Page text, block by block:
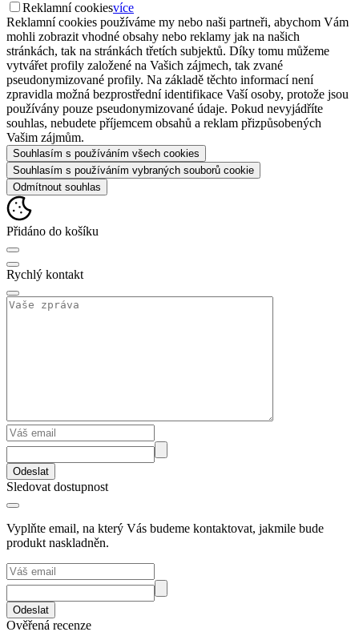
Reklamní cookiesvíce
Reklamní cookies používáme my nebo naši partneři, abychom Vám
mohli zobrazit vhodné obsahy nebo reklamy jak na našich
stránkách, tak na stránkách třetích subjektů. Díky tomu můžeme
vytvářet profily založené na Vašich zájmech, tak zvané
pseudonymizované profily. Na základě těchto informací není
zpravidla možná bezprostřední identifikace Vaší osoby, protože jsou
používány pouze pseudonymizované údaje. Pokud nevyjádříte
souhlas, nebudete příjemcem obsahů a reklam přizpůsobených
Vašim zájmům.
Souhlasím s používáním všech cookies
Souhlasím s používáním vybraných souborů cookie
Odmítnout souhlas
Přidáno do košíku
Rychlý kontakt
Odeslat
Sledovat dostupnost
Vyplňte email, na který Vás budeme kontaktovat, jakmile bude
produkt naskladněn.
Odeslat
Ověřená recenze